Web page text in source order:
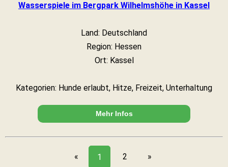
Wasserspiele im Bergpark Wilhelmshöhe in Kassel
Land: Deutschland
Region: Hessen
Ort: Kassel
Kategorien: Hunde erlaubt, Hitze, Freizeit, Unterhaltung
Mehr Infos
« 1 2 »